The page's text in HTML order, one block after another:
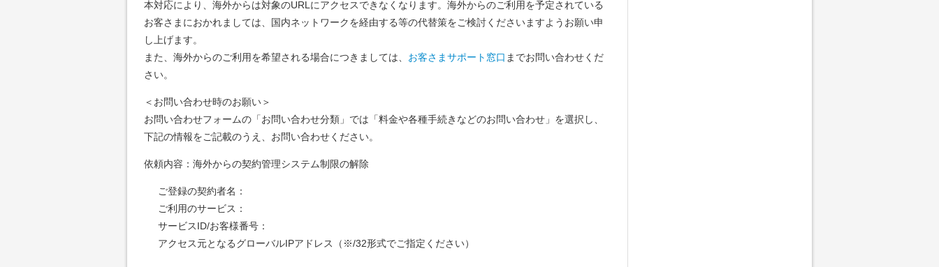
本対応により、海外からは対象のURLにアクセスできなくなります。海外からのご利用を予定されている
お客さまにおかれましては、国内ネットワークを経由する等の代替策をご検討くださいますようお願い申
し上げます。
また、海外からのご利用を希望される場合につきましては、 お客さまサポート窓口 までお問い合わせくだ
さい。
＜お問い合わせ時のお願い＞
お問い合わせフォームの「お問い合わせ分類」では「料金や各種手続きなどのお問い合わせ」を選択し、
下記の情報をご記載のうえ、お問い合わせください。
依頼内容：海外からの契約管理システム制限の解除
ご登録の契約者名：
ご利用のサービス：
サービスID/お客様番号：
アクセス元となるグローバルIPアドレス（※/32形式でご指定ください）